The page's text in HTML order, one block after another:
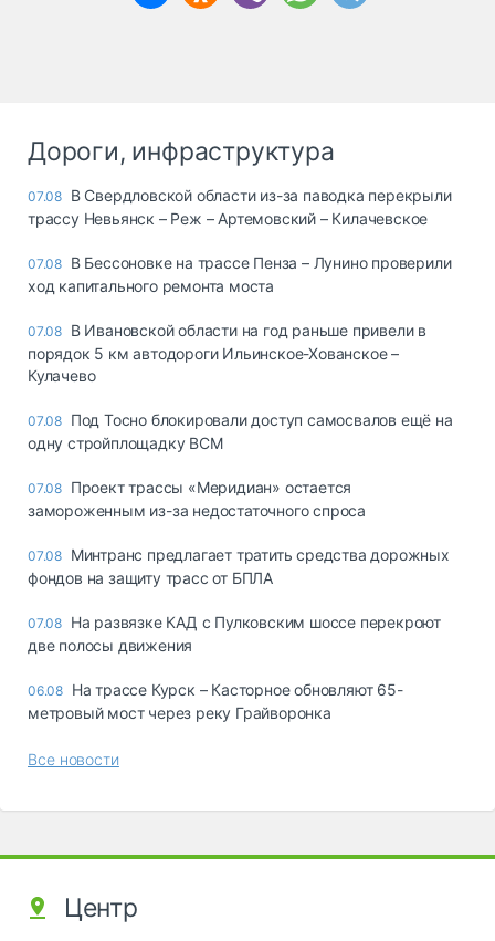
Дороги, инфраструктура
07.08 В Свердловской области из-за паводка перекрыли
трассу Невьянск – Реж – Артемовский – Килачевское
07.08 В Бессоновке на трассе Пенза – Лунино проверили
ход капитального ремонта моста
07.08 В Ивановской области на год раньше привели в
порядок 5 км автодороги Ильинское-Хованское –
Кулачево
07.08 Под Тосно блокировали доступ самосвалов ещё на
одну стройплощадку ВСМ
07.08 Проект трассы «Меридиан» остается
замороженным из-за недостаточного спроса
07.08 Минтранс предлагает тратить средства дорожных
фондов на защиту трасс от БПЛА
07.08 На развязке КАД с Пулковским шоссе перекроют
две полосы движения
06.08 На трассе Курск – Касторное обновляют 65-
метровый мост через реку Грайворонка
Все новости
Центр